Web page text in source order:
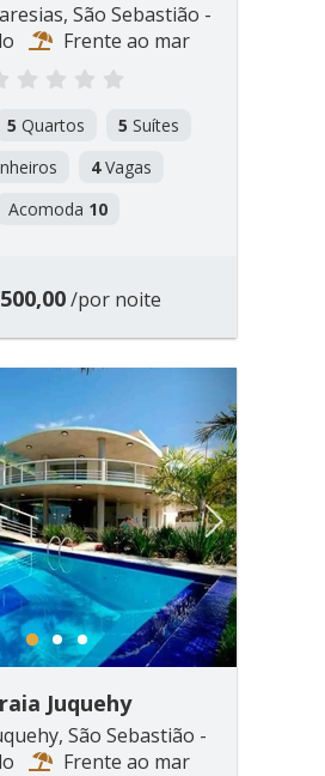
São Sebastião -
Frente ao mar
5 Quartos 5 Suítes
4Vagas
Acomoda 10
/por noite
Next
1 2 3
Juquehy
São Sebastião -
Frente ao mar